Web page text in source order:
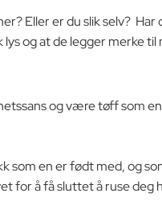
Eller er du slik selv?
og at de legger merke
og være tøff som
som en er født med, og
for å få sluttet å ruse deg